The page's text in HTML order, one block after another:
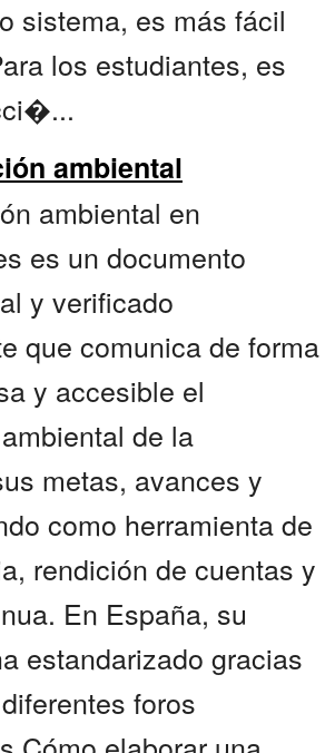
sistema, es más fácil
los estudiantes, es
ambiental
ambiental en
es un documento
y verificado
que comunica de forma
y accesible el
de la
metas, avances y
como herramienta de
rendición de cuentas y
En España, su
estandarizado gracias
foros